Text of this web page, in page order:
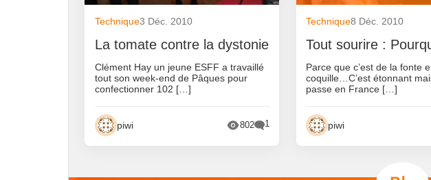
Technique3 Déc. 2010
La tomate contre la dystonie
Clément Hay un jeune ESFF a travaillé
tout son week-end de Pâques pour
confectionner 102 […]
piwi 802 1
Technique8 Déc. 2010
Tout sourire :
Parce que c’est de la fonte
coquille…C’est étonnant
passe en France […]
piwi